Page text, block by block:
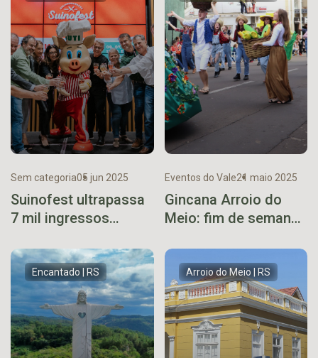
Sem categoria05 jun 2025
Suinofest ultrapassa
7 mil ingressos
Salão Gastronômico
Eventos do Vale21 maio 2025
Gincana Arroio do
Meio: fim de semana
cultura e diversão
Encantado | RS Arroio do Meio | RS